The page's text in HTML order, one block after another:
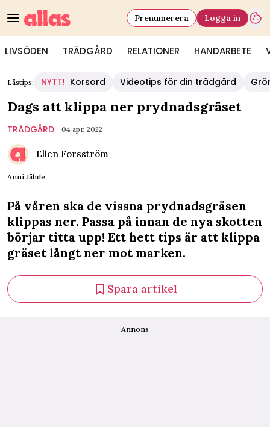
LIVSÖDEN TRÄDGÅRD RELATIONER HANDARBETE
Prenumerera Logga in
Lästips: NYTT! Korsord Videotips för din trädgård
Dags att klippa ner prydnadsgräset
TRÄDGÅRD 04 apr, 2022
Ellen Forsström
Anni Jähde.
På våren ska de vissna prydnadsgräsen
klippas ner. Passa på innan de nya skotten
börjar titta upp! Ett hett tips är att klippa
gräset långt ner mot marken.
Spara artikel
Annons